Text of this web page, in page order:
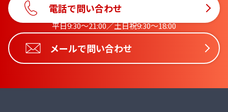
電話で問い合わせ
平日9:30〜21:00／土日祝9:30〜18:00
メールで問い合わせ